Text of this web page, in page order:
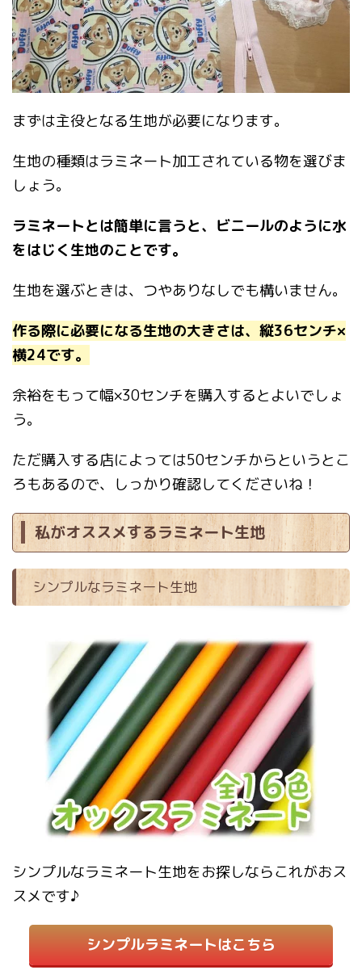
まずは主役となる生地が必要になります。
生地の種類はラミネート加工されている物を選びま
しょう。
ラミネートとは簡単に言うと、ビニールのように水
をはじく生地のことです。
生地を選ぶときは、つやありなしでも構いません。
作る際に必要になる生地の大きさは、縦36センチ×
横24です。
余裕をもって幅×30センチを購入するとよいでしょ
う。
ただ購入する店によっては50センチからというとこ
ろもあるので、しっかり確認してくださいね！
私がオススメするラミネート生地
シンプルなラミネート生地
シンプルなラミネート生地をお探しならこれがおス
スメです♪
シンプルラミネートはこちら